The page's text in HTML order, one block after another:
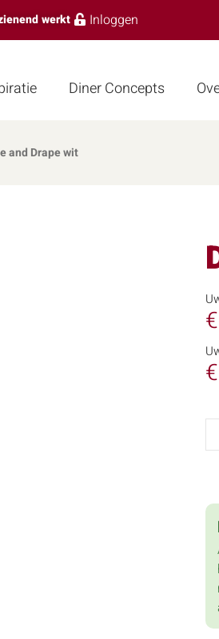
werkt Inloggen
Diner Concepts
and Drape wit
€
€